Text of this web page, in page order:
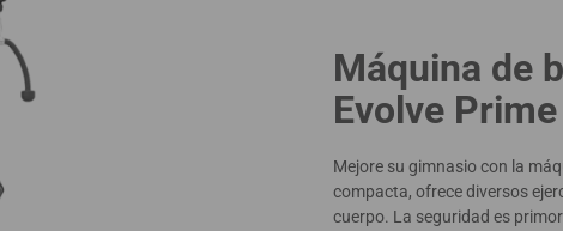
Máquina de
Evolve
Mejore su gimnasio con la
compacta, ofrece diversos
cuerpo. La seguridad es